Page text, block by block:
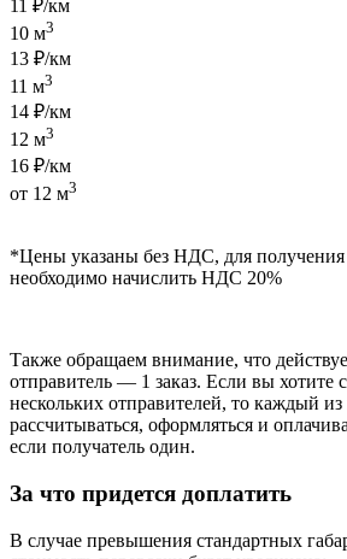
11 ₽/км
10 м3
13 ₽/км
11 м3
14 ₽/км
12 м3
16 ₽/км
от 12 м3
*Цены указаны без НДС, для
необходимо начислить НДС 20%
Также обращаем внимание, что
отправитель — 1 заказ. Если вы хотите
нескольких отправителей, то каждый из
рассчитываться, оформляться и
если получатель один.
За что придется доплатить
В случае превышения стандартных